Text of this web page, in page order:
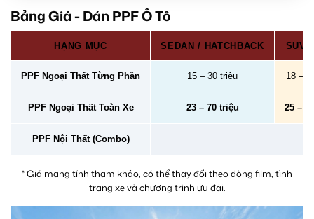
Bảng Giá - Dán PPF Ô Tô
HẠNG MỤC SEDAN / HATCHBACK SUV
PPF Ngoại Thất Từng Phần 15 – 30 triệu 18 –
PPF Ngoại Thất Toàn Xe 23 – 70 triệu 25 –
PPF Nội Thất (Combo) 2
* Giá mang tính tham khảo, có thể thay đổi theo dòng film, tình
trạng xe và chương trình ưu đãi.